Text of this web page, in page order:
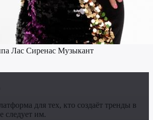
Лас Сиренас Музыкант
для тех, кто создаёт тренды в
следует им.